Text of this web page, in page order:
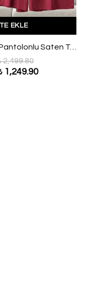
EKLE
Etek Ucu Dantelli Pantolonlu Saten Takım Bordo
2,499.80
1,249.90